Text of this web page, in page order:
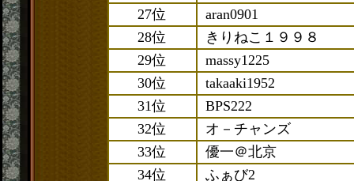
27位
aran0901
28位
きりねこ１９９８
29位
massy1225
30位
takaaki1952
31位
BPS222
32位
オ－チャンズ
33位
優一＠北京
34位
ふぁび2